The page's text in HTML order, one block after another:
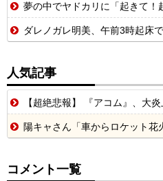
夢の中でヤドカリに「起きて！起きて！」と叫ばれ、 ビ
ダレノガレ明美、午前3時起床で被災地炊き出
人気記事
【超絶悲報】 『アコム』、大
陽キャさん「車からロケット花火打ち上げたろｗｗ
コメント一覧